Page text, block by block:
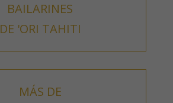
BAILARINES
DE 'ORI TAHITI
MÁS DE